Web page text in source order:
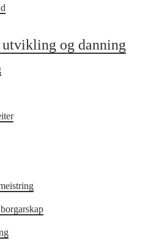
og danning